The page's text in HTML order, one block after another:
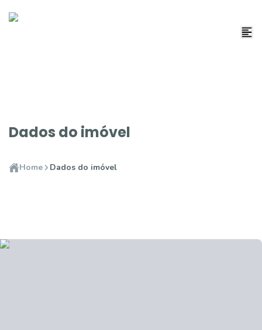
Dados do imóvel
Home Dados do imóvel